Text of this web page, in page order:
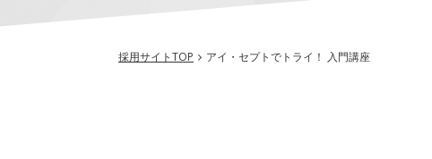
採用サイトTOP アイ・セプトでトライ！ 入門講座